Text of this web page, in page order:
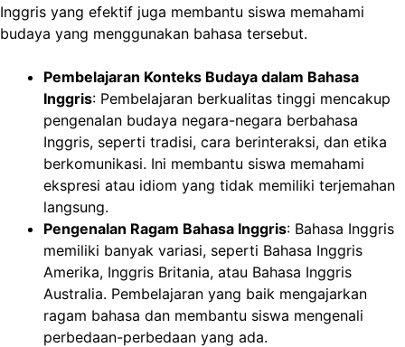
Inggris yang efektif juga membantu siswa memahami
budaya yang menggunakan bahasa tersebut.
Pembelajaran Konteks Budaya dalam Bahasa
Inggris: Pembelajaran berkualitas tinggi mencakup
pengenalan budaya negara-negara berbahasa
Inggris, seperti tradisi, cara berinteraksi, dan etika
berkomunikasi. Ini membantu siswa memahami
ekspresi atau idiom yang tidak memiliki terjemahan
langsung.
Pengenalan Ragam Bahasa Inggris: Bahasa Inggris
memiliki banyak variasi, seperti Bahasa Inggris
Amerika, Inggris Britania, atau Bahasa Inggris
Australia. Pembelajaran yang baik mengajarkan
ragam bahasa dan membantu siswa mengenali
perbedaan-perbedaan yang ada.